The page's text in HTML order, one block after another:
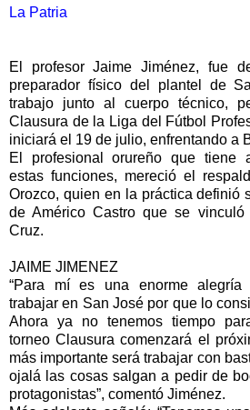
La Patria
El profesor Jaime Jiménez, fue
preparador físico del plantel de
trabajo junto al cuerpo técnico,
Clausura de la Liga del Fútbol
iniciará el 19 de julio, enfrentando a
El profesional orureño que tiene
estas funciones, mereció el
Orozco, quien en la práctica definió
de Américo Castro que se
Cruz.
JAIME JIMENEZ
“Para mí es una enorme alegría
trabajar en San José por que lo
Ahora ya no tenemos tiempo
torneo Clausura comenzará el
más importante será trabajar con
ojalá las cosas salgan a pedir de
protagonistas”, comentó Jiménez.